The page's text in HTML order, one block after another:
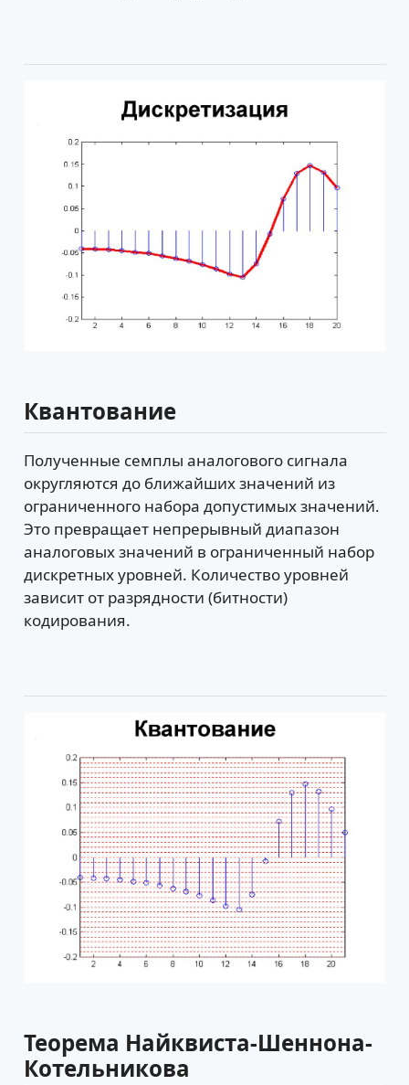
Квантование
Полученные семплы аналогового сигнала
округляются до ближайших значений из
ограниченного набора допустимых значений.
Это превращает непрерывный диапазон
аналоговых значений в ограниченный набор
дискретных уровней. Количество уровней
зависит от разрядности (битности)
кодирования.
Теорема Найквиста-Шеннона-
Котельникова